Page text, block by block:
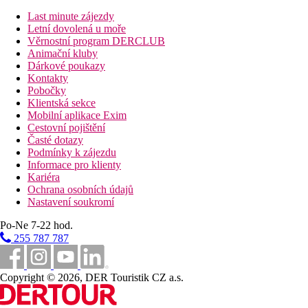
Vzdálenosti
1,1 km
Autobusová stanice
60 km
Jezero
2,5 km
Vlakové nádraží
Bazény
Dětský bazén
Fotogalerie
Last minute zájezdy
Letní dovolená u moře
Věrnostní program DERCLUB
Animační kluby
Dárkové poukazy
Kontakty
Pobočky
Klientská sekce
Mobilní aplikace Exim
Cestovní pojištění
Časté dotazy
Podmínky k zájezdu
Informace pro klienty
Kariéra
Ochrana osobních údajů
Nastavení soukromí
Po-Ne 7-22 hod.
255 787 787
Copyright © 2026, DER Touristik CZ a.s.